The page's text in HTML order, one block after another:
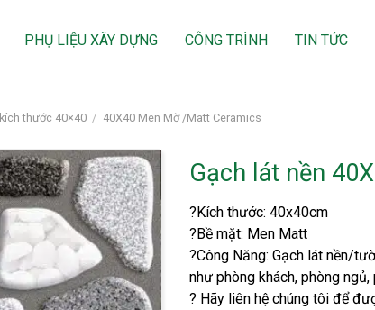
PHỤ LIỆU XÂY DỰNG CÔNG TRÌNH TIN TỨC
thước 40×40 / 40X40 Men Mờ /Matt Ceramics
Gạch lát nền
?Kích thước: 40x40cm
?Bề mặt: Men Matt
?Công Năng: Gạch lát nền/
như phòng khách, phòng
? Hãy liên hệ chúng tôi để